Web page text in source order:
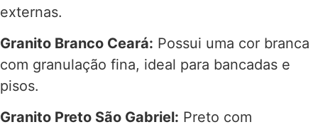
externas.
Granito Branco Ceará: Possui uma cor branca
com granulação fina, ideal para bancadas e
pisos.
Granito Preto São Gabriel: Preto com